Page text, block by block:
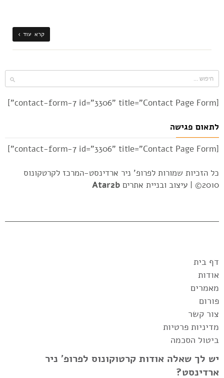
קרא עוד ›
[contact-form-7 id="3306" title="Contact Page Form"]
לתאום פגישה
[contact-form-7 id="3306" title="Contact Page Form"]
כל הזכיות שמורות לפרופ' ניר ארדינסט-המרכז לקרטקונוס
2010© |
עיצוב ובניית אתרים Atar2b
דף בית
אודות
מאמרים
פורום
צור קשר
מדיניות פרטיות
ביטול הסכמה
יש לך שאלה אודות קרטוקונוס לפרופ' ניר
ארדינסט?